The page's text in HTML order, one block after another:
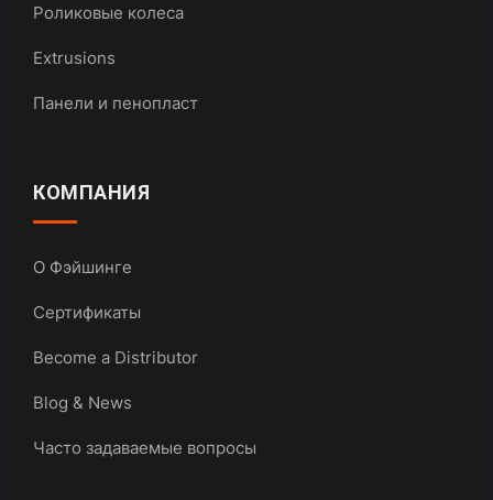
Роликовые колеса
Extrusions
Панели и пенопласт
КОМПАНИЯ
О Фэйшинге
Сертификаты
Become a Distributor
Blog & News
Часто задаваемые вопросы